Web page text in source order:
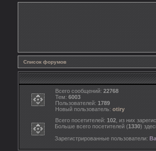
Список форумов
Всего сообщений: 22768
Тем: 6003
Пользователей: 1789
Новый пользователь: otiry
Всего посетителей: 102 , из них
Больше всего посетителей (1330)
Зарегистрированные пользователи: